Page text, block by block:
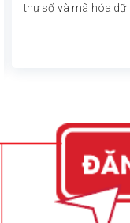
thư số và mã hóa dữ
kết nối mạng (HSM